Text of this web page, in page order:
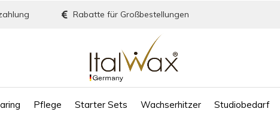
Pflege Starter Sets Wachserhitzer Studiobedarf
Rabatte für Großbestellungen